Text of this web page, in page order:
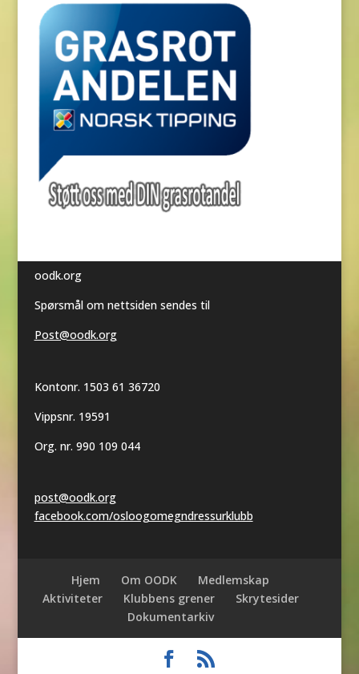
oodk.org
Spørsmål om nettsiden sendes til
Post@oodk.org
Kontonr. 1503 61 36720
Vippsnr. 19591
Org. nr. 990 109 044
post@oodk.org
facebook.com/osloogomegndressurklubb
Hjem Om OODK
Medlemskap
Aktiviteter
Klubbens grener
Skrytesider
Dokumentarkiv